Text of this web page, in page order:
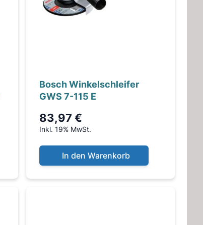
Bosch Winkelschleifer
GWS 7-115 E
83,97 €
Inkl. 19% MwSt.
In den Warenkorb